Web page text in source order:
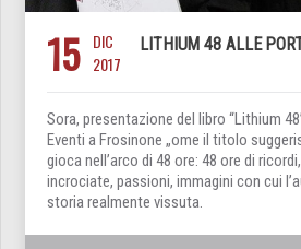
15
DIC
2017
LITHIUM 48 ALLE
Sora, presentazione del libro “Lithium
Eventi a Frosinone „ome il titolo
gioca nell’arco di 48 ore: 48 ore di
incrociate, passioni, immagini con cui
storia realmente vissuta.